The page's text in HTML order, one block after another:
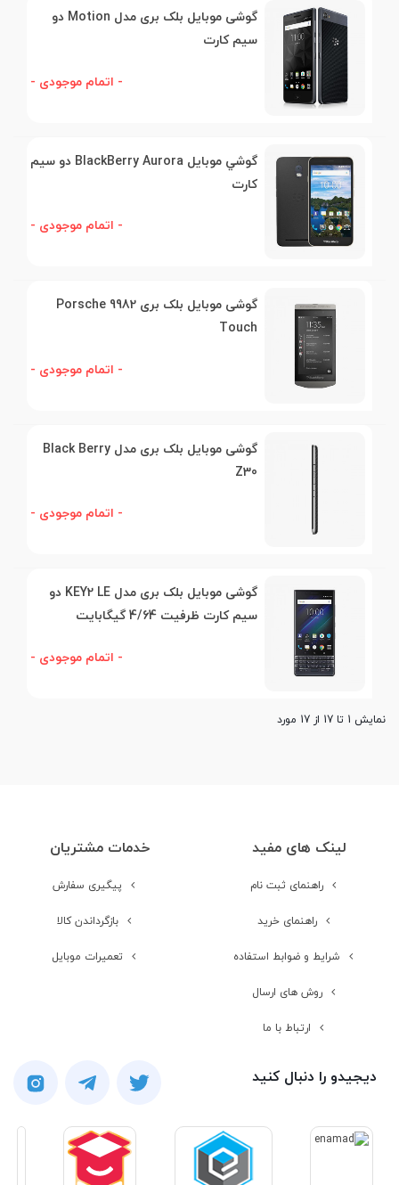
گوشی موبایل بلک بری مدل Motion دو
سیم کارت
- اتمام موجودی -
گوشي موبايل BlackBerry Aurora دو سيم
کارت
- اتمام موجودی -
گوشی موبایل بلک بری Porsche 9982
Touch
- اتمام موجودی -
گوشی موبایل بلک بری مدل Black Berry
Z30
- اتمام موجودی -
گوشی موبایل بلک بری مدل KEY2 LE دو
سیم کارت ظرفیت 4/64 گیگابایت
- اتمام موجودی -
نمایش 1 تا 17 از 17 مورد
لینک های مفید
راهنمای ثبت نام
راهنمای خرید
شرایط و ضوابط استفاده
روش های ارسال
ارتباط با ما
خدمات مشتریان
پیگیری سفارش
بازگرداندن کالا
تعمیرات موبایل
دیجیدو را دنبال کنید